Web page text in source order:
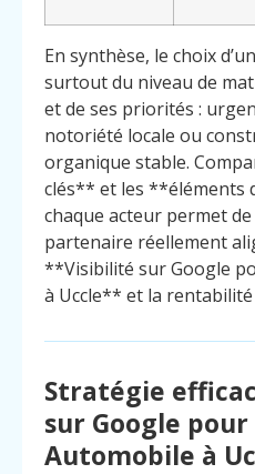
En synthèse, le choix
surtout du niveau de
et de ses priorités :
notoriété locale ou
organique stable.
clés** et les **éléments
chaque acteur permet
partenaire réellement
**Visibilité sur Google
à Uccle** et la
Stratégie
sur Google pour
Automobile à